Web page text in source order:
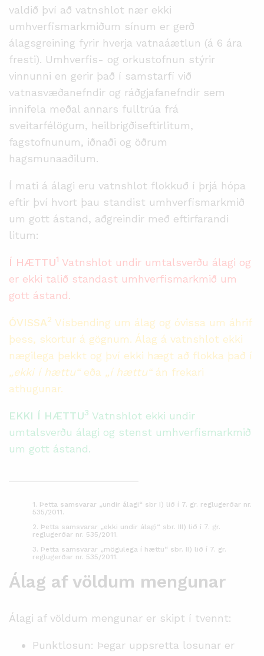
valdið því að vatnshlot nær ekki
umhverfismarkmiðum sínum er gerð
álagsgreining fyrir hverja vatnaáætlun (á 6 ára
fresti). Umhverfis- og orkustofnun stýrir
vinnunni en gerir það í samstarfi við
vatnasvæðanefndir og ráðgjafanefndir sem
innifela meðal annars fulltrúa frá
sveitarfélögum, heilbrigðiseftirlitum,
fagstofnunum, iðnaði og öðrum
hagsmunaaðilum.
Í mati á álagi eru vatnshlot flokkuð í þrjá hópa
eftir því hvort þau standist umhverfismarkmið
um gott ástand, aðgreindir með eftirfarandi
litum:
Í HÆTTU1 Vatnshlot undir umtalsverðu álagi og
er ekki talið standast umhverfismarkmið um
gott ástand.
ÓVISSA2 Vísbending um álag og óvissa um áhrif
þess, skortur á gögnum. Álag á vatnshlot ekki
nægilega þekkt og því ekki hægt að flokka það í
„ekki í hættu“eða „í hættu“án frekari
athugunar.
EKKI Í HÆTTU3 Vatnshlot ekki undir
umtalsverðu álagi og stenst umhverfismarkmið
um gott ástand.
1. Þetta samsvarar „undir álagi“ sbr I) lið í 7. gr. reglugerðar nr.
535/2011.
2. Þetta samsvarar „ekki undir álagi“ sbr. III) lið í 7. gr.
reglugerðar nr. 535/2011.
3. Þetta samsvarar „mögulega í hættu“ sbr. II) lið í 7. gr.
reglugerðar nr. 535/2011.
Álag af völdum mengunar
Álagi af völdum mengunar er skipt í tvennt:
Punktlosun: Þegar uppsretta losunar er